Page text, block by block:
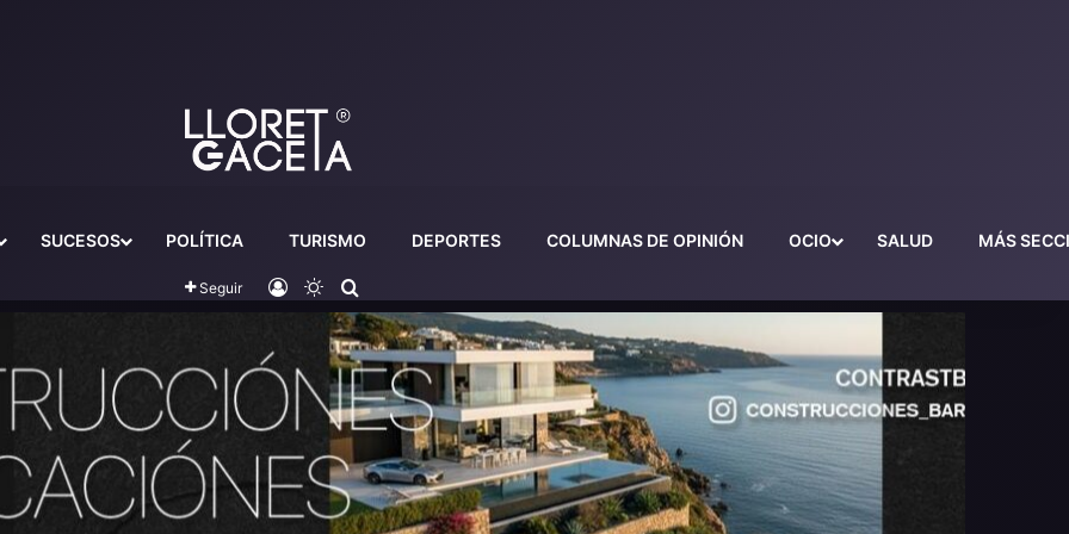
SUCESOS POLÍTICA TURISMO DEPORTES COLUMNAS DE OPINIÓN OCIO SALUD MÁS
Seguir Iniciar sesión
Switch skin